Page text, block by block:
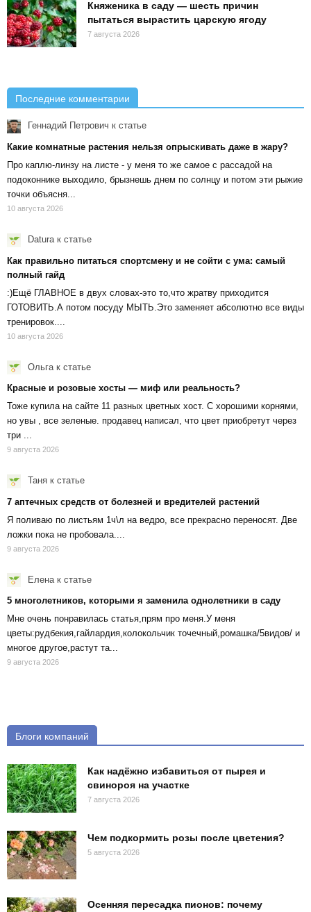
Княженика в саду — шесть причин
пытаться вырастить царскую ягоду
7 августа 2026
Последние комментарии
Геннадий Петрович к статье
Какие комнатные растения нельзя опрыскивать даже в жару?
Про каплю-линзу на листе - у меня то же самое с рассадой на
подоконнике выходило, брызнешь днем по солнцу и потом эти рыжие
точки объясня...
10 августа 2026
Datura к статье
Как правильно питаться спортсмену и не сойти с ума: самый
полный гайд
:)Ещё ГЛАВНОЕ в двух словах-это то,что жратву приходится
ГОТОВИТЬ.А потом посуду МЫТЬ.Это заменяет абсолютно все виды
тренировок....
10 августа 2026
Ольга к статье
Красные и розовые хосты — миф или реальность?
Тоже купила на сайте 11 разных цветных хост. С хорошими корнями,
но увы , все зеленые. продавец написал, что цвет приобретут через
три ...
9 августа 2026
Таня к статье
7 аптечных средств от болезней и вредителей растений
Я поливаю по листьям 1ч\л на ведро, все прекрасно переносят. Две
ложки пока не пробовала....
9 августа 2026
Елена к статье
5 многолетников, которыми я заменила однолетники в саду
Мне очень понравилась статья,прям про меня.У меня
цветы:рудбекия,гайлардия,колокольчик точечный,ромашка/5видов/ и
многое другое,растут та...
9 августа 2026
Блоги компаний
Как надёжно избавиться от пырея и
свинороя на участке
7 августа 2026
Чем подкормить розы после цветения?
5 августа 2026
Осенняя пересадка пионов: почему